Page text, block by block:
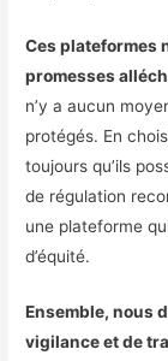
Ces plateformes
promesses
n’y a aucun
protégés. En
toujours qu’ils
de régulation
une plateforme
d’équité.
Ensemble, nous
vigilance et de